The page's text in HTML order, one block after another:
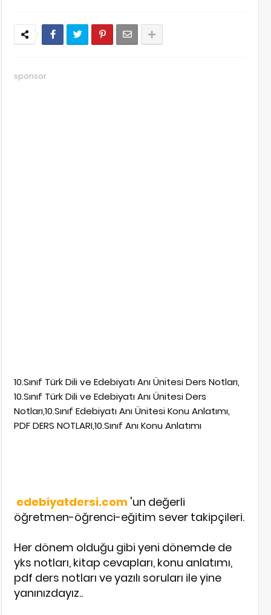
sponsor
10.Sınıf Türk Dili ve Edebiyatı Anı Ünitesi Ders Notları,
10.Sınıf Türk Dili ve Edebiyatı Anı Ünitesi Ders
Notları,10.Sınıf Edebiyatı Anı Ünitesi Konu Anlatımı,
PDF DERS NOTLARI,10.Sınıf Anı Konu Anlatımı
edebiyatdersi.com 'un değerli
öğretmen-öğrenci-eğitim sever takipçileri.
Her dönem olduğu gibi yeni dönemde de
yks notları, kitap cevapları, konu anlatımı,
pdf ders notları ve yazılı soruları ile yine
yanınızdayız..